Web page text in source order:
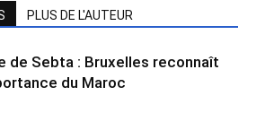
PLUS DE L'AUTEUR
de Sebta : Bruxelles reconnaît
du Maroc